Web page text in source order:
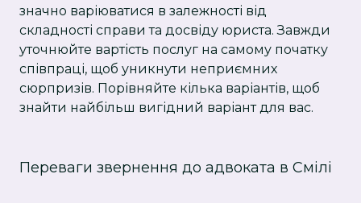
значно варіюватися в залежності від
складності справи та досвіду юриста. Завжди
уточнюйте вартість послуг на самому початку
співпраці, щоб уникнути неприємних
сюрпризів. Порівняйте кілька варіантів, щоб
знайти найбільш вигідний варіант для вас.
Переваги звернення до адвоката в Смілі